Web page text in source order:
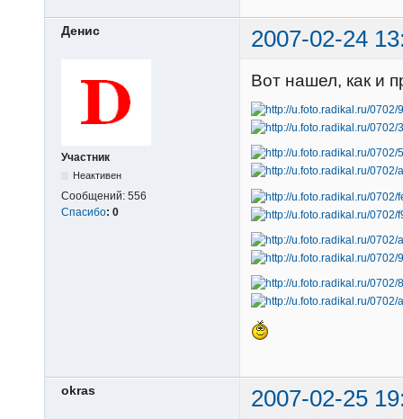
Денис 2007-02-24
Участник
Неактивен
Сообщений: 556
Спасибо: 0
Вот нашел, как и
okras 2007-02-25